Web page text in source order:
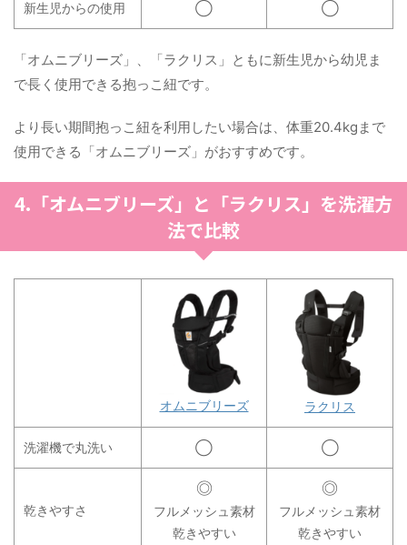
新生児からの使用 ◯ ◯
「オムニブリーズ」、「ラクリス」ともに新生児から幼児ま
で長く使用できる抱っこ紐です。
より長い期間抱っこ紐を利用したい場合は、体重20.4kgまで
使用できる「オムニブリーズ」がおすすめです。
4.「オムニブリーズ」と「ラクリス」を洗濯方
法で比較
オムニブリーズ ラクリス
洗濯機で丸洗い ◯ ◯
乾きやすさ
◎
フルメッシュ素材
乾きやすい
◎
フルメッシュ素材
乾きやすい